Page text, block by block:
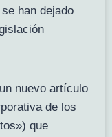
han dejado
nuevo artículo
de los
que